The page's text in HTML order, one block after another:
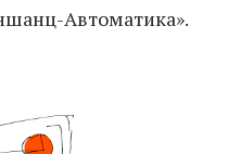
Автоматика».